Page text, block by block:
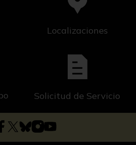
Localizaciones
Solicitud de Servicio